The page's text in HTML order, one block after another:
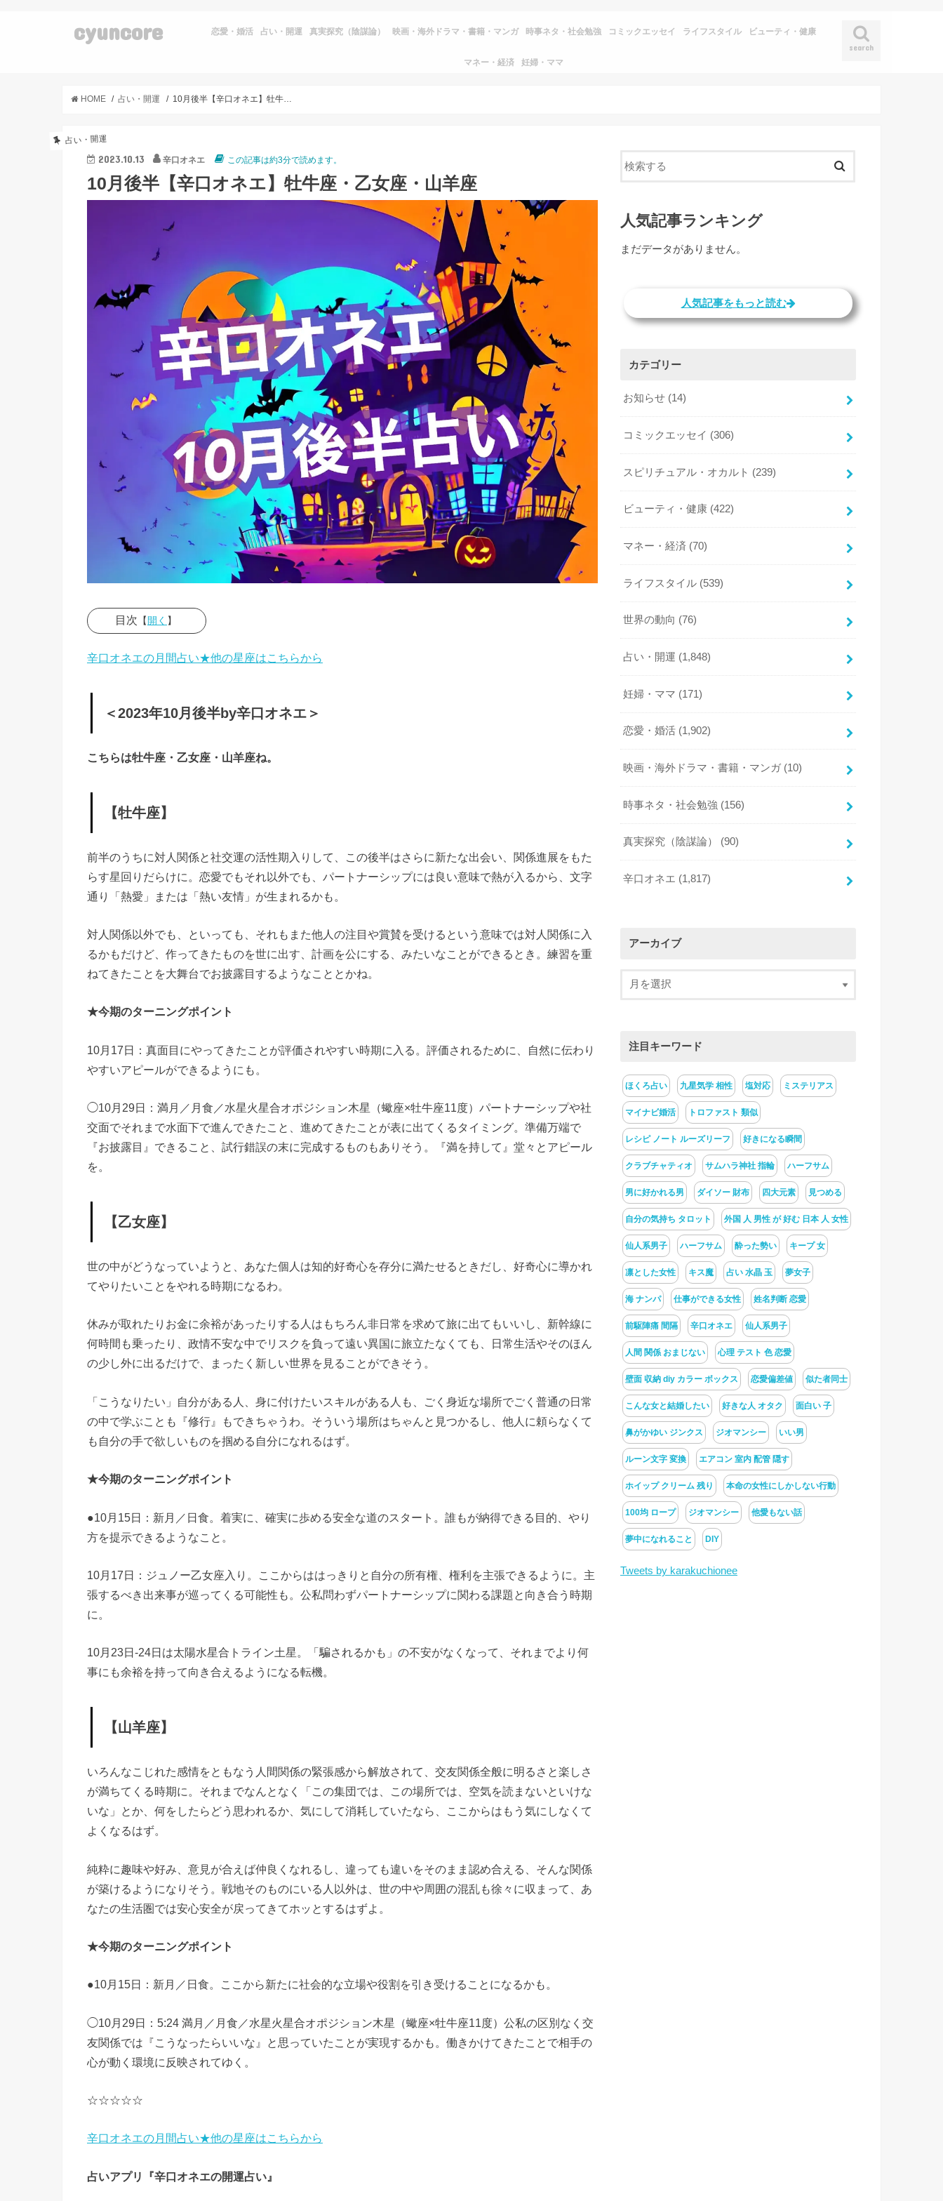
cyuncore
search
恋愛・婚活 占い・開運 真実探究（陰謀論） 映画・海外ドラマ・書籍・マンガ 時事ネタ・社会勉強 コミックエッセイ ライフスタイル ビューティ・健康
マネー・経済 妊婦・ママ
HOME 占い・開運 10月後半【辛口オネエ】牡牛座・乙女座・山羊座
占い・開運
2023.10.13 辛口オネエ この記事は約3分で読めます。
10月後半【辛口オネエ】牡牛座・乙女座・山羊座
目次 【開く 】
2023
月後
辛口
【牡
牛
座】
【乙
女
»
羊
辛口オネエの月間占い★他の星座はこちらから
＜2023年10月後半by辛口オネエ＞
こちらは牡牛座・乙女座・山羊座ね。
【牡牛座】
前半のうちに対人関係と社交運の活性期入りして、この後半はさらに新たな出会い、関係進展をもた
らす星回りだらけに。恋愛でもそれ以外でも、パートナーシップには良い意味で熱が入るから、文字
通り「熱愛」または「熱い友情」が生まれるかも。
対人関係以外でも、といっても、それもまた他人の注目や賞賛を受けるという意味では対人関係に入
るかもだけど、作ってきたものを世に出す、計画を公にする、みたいなことができるとき。練習を重
ねてきたことを大舞台でお披露目するようなこととかね。
★今期のターニングポイント
10月17日：真面目にやってきたことが評価されやすい時期に入る。評価されるために、自然に伝わり
やすいアピールができるようにも。
◯10月29日：満月／月食／水星火星合オポジション木星（蠍座×牡牛座11度）パートナーシップや社
交面でそれまで水面下で進んできたこと、進めてきたことが表に出てくるタイミング。準備万端で
『お披露目』できること、試行錯誤の末に完成するものもありそう。『満を持して』堂々とアピール
を。
【乙女座】
世の中がどうなっていようと、あなた個人は知的好奇心を存分に満たせるときだし、好奇心に導かれ
てやりたいことをやれる時期になるわ。
休みが取れたりお金に余裕があったりする人はもちろん非日常を求めて旅に出てもいいし、新幹線に
何時間も乗ったり、政情不安な中でリスクを負って遠い異国に旅立たなくても、日常生活やそのほん
の少し外に出るだけで、まったく新しい世界を見ることができそう。
「こうなりたい」自分がある人、身に付けたいスキルがある人も、ごく身近な場所でごく普通の日常
の中で学ぶことも『修行』もできちゃうわ。そういう場所はちゃんと見つかるし、他人に頼らなくて
も自分の手で欲しいものを掴める自分になれるはず。
★今期のターニングポイント
●10月15日：新月／日食。着実に、確実に歩める安全な道のスタート。誰もが納得できる目的、やり
方を提示できるようなこと。
10月17日：ジュノー乙女座入り。ここからははっきりと自分の所有権、権利を主張できるように。主
張するべき出来事が巡ってくる可能性も。公私問わずパートナーシップに関わる課題と向き合う時期
に。
10月23日-24日は太陽水星合トライン土星。「騙されるかも」の不安がなくなって、それまでより何
事にも余裕を持って向き合えるようになる転機。
【山羊座】
いろんなこじれた感情をともなう人間関係の緊張感から解放されて、交友関係全般に明るさと楽しさ
が満ちてくる時期に。それまでなんとなく「この集団では、この場所では、空気を読まないといけな
いな」とか、何をしたらどう思われるか、気にして消耗していたなら、ここからはもう気にしなくて
よくなるはず。
純粋に趣味や好み、意見が合えば仲良くなれるし、違っても違いをそのまま認め合える、そんな関係
が築けるようになりそう。戦地そのものにいる人以外は、世の中や周囲の混乱も徐々に収まって、あ
なたの生活圏では安心安全が戻ってきてホッとするはずよ。
★今期のターニングポイント
●10月15日：新月／日食。ここから新たに社会的な立場や役割を引き受けることになるかも。
◯10月29日：5:24 満月／月食／水星火星合オポジション木星（蠍座×牡牛座11度）公私の区別なく交
友関係では『こうなったらいいな』と思っていたことが実現するかも。働きかけてきたことで相手の
心が動く環境に反映されてゆく。
☆☆☆☆☆
辛口オネエの月間占い★他の星座はこちらから
占いアプリ『辛口オネエの開運占い』
人気記事ランキング
まだデータがありません。
人気記事をもっと読む
カテゴリー
お知らせ (14)
コミックエッセイ (306)
スピリチュアル・オカルト (239)
ビューティ・健康 (422)
マネー・経済 (70)
ライフスタイル (539)
世界の動向 (76)
占い・開運 (1,848)
妊婦・ママ (171)
恋愛・婚活 (1,902)
映画・海外ドラマ・書籍・マンガ (10)
時事ネタ・社会勉強 (156)
真実探究（陰謀論） (90)
辛口オネエ (1,817)
アーカイブ
注目キーワード
ほくろ占い 九星気学 相性 塩対応 ミステリアス
マイナビ婚活 トロファスト 類似
レシピ ノート ルーズリーフ 好きになる瞬間
クラブチャティオ サムハラ神社 指輪 ハーフサム
男に好かれる男 ダイソー 財布 四大元素 見つめる
自分の気持ち タロット 外国 人 男性 が 好む 日本 人 女性
仙人系男子 ハーフサム 酔った勢い キープ 女
凛とした女性 キス魔 占い 水晶 玉 夢女子
海 ナンパ 仕事ができる女性 姓名判断 恋愛
前駆陣痛 間隔 辛口オネエ 仙人系男子
人間 関係 おまじない 心理 テスト 色 恋愛
壁面 収納 diy カラー ボックス 恋愛偏差値 似た者同士
こんな女と結婚したい 好きな人 オタク 面白い 子
鼻がかゆい ジンクス ジオマンシー いい男
ルーン文字 変換 エアコン 室内 配管 隠す
ホイップ クリーム 残り 本命の女性にしかしない行動
100均 ロープ ジオマンシー 他愛もない話
夢中になれること DIY
Tweets by karakuchionee